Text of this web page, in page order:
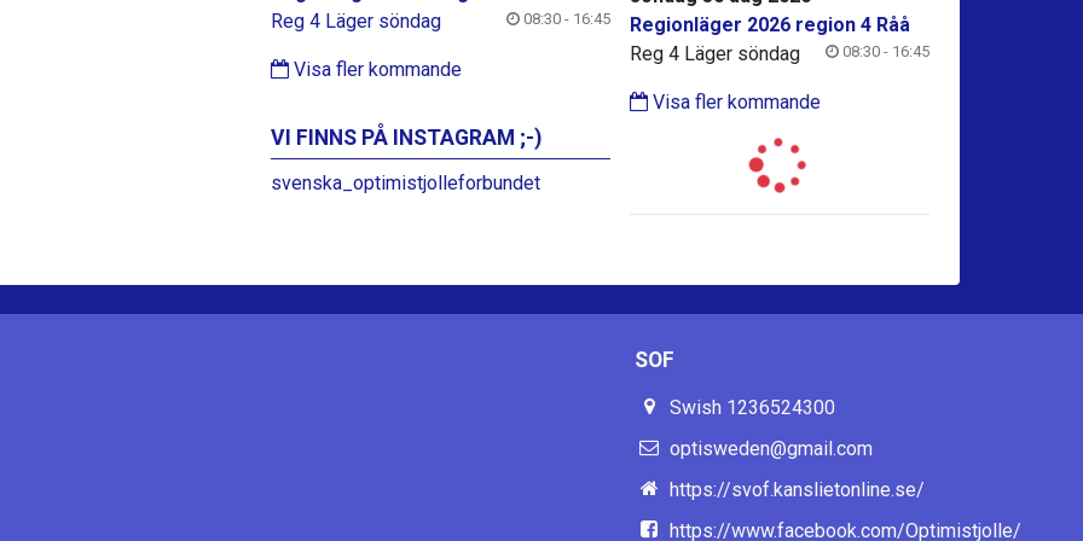
08:30 - 16:45
Reg 4 Läger söndag
Visa fler kommande
VI FINNS PÅ INSTAGRAM ;-)
svenska_optimistjolleforbundet
Regionläger 2026 region 4 Råå
08:30 - 16:45
Reg 4 Läger söndag
Visa fler kommande
SOF
Swish 1236524300
optisweden@gmail.com
https://svof.kanslietonline.se/
https://www.facebook.com/Optimistjolle/